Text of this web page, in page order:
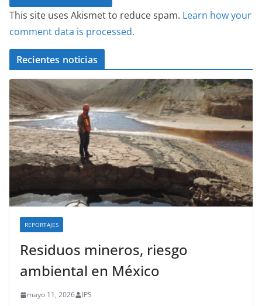
This site uses Akismet to reduce spam. Learn how your
comment data is processed.
Recientes noticias
REPORTAJES
Residuos mineros, riesgo
ambiental en México
mayo 11, 2026 IPS